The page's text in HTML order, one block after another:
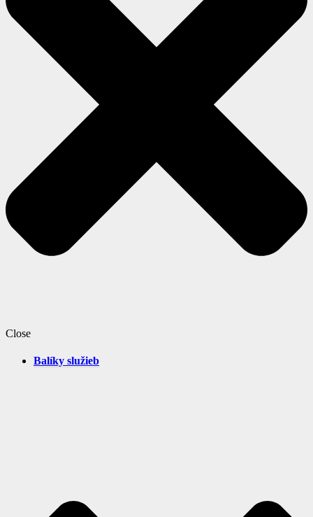
Close
Balíky služieb